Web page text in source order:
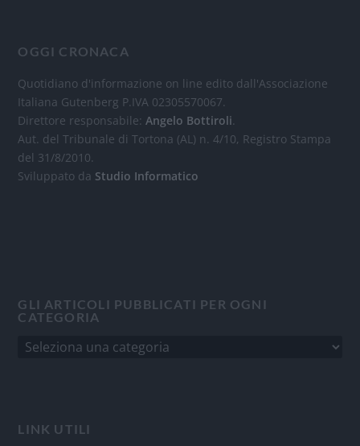
OGGI CRONACA
Quotidiano d'informazione on line edito dall'Associazione
Italiana Gutenberg P.IVA 02305570067.
Direttore responsabile:Angelo Bottiroli.
Aut. del Tribunale di Tortona (AL) n. 4/10, Registro Stampa
del 31/8/2010.
Sviluppato da Studio Informatico
GLI ARTICOLI PUBBLICATI PER OGNI
CATEGORIA
LINK UTILI